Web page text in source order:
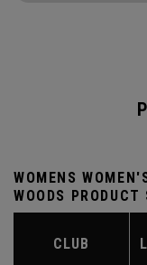
WOMENS
WOODS PRODUCT
CLUB